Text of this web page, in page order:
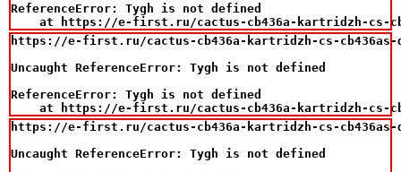
ReferenceError: Tygh is not defined
at https://e-first.ru/cactus-cb436a-kartridzh-
https://e-first.ru/cactus-cb436a-kartridzh-cs-cb436as-
Uncaught ReferenceError: Tygh is not defined
ReferenceError: Tygh is not defined
at https://e-first.ru/cactus-cb436a-kartridzh-
https://e-first.ru/cactus-cb436a-kartridzh-cs-cb436as-
Uncaught ReferenceError: Tygh is not defined